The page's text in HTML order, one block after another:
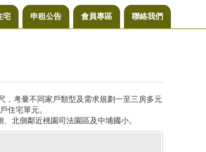
宅 申租公告 會員專區 聯絡我們
，考量不同家戶類型及需求規劃一至三房多元
住宅單元。
北側鄰近桃園司法園區及中埔國小。